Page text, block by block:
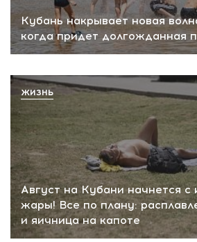
Кубань накрывает новая
когда придет долгожданная
Август на Кубани начнется
жары! Все по плану:
и яичница на капоте
ЖИЗНЬ